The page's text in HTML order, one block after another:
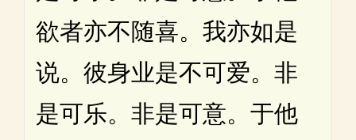
欲者亦不随喜。我亦如是
说。彼身业是不可爱。非
是可乐。非是可意。于他